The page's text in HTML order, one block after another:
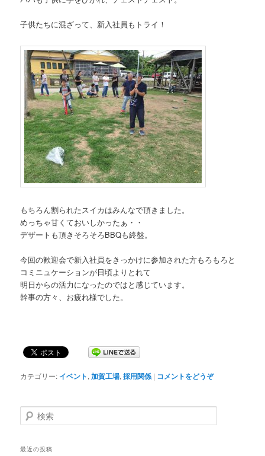
子供たちに混ざって、新入社員もトライ！
もちろん割られたスイカはみんなで頂きました。
めっちゃ甘くておいしかったぁ・・
デザートも頂きそろそろBBQも終盤。
今回の歓迎会で新入社員をきっかけに参加された方もろもろと
コミニュケーションが日頃よりとれて
明日からの活力になったのではと感じています。
幹事の方々、お疲れ様でした。
カテゴリー: イベント,加賀工場,採用関係 | コメントをどうぞ
検
索
最近の投稿